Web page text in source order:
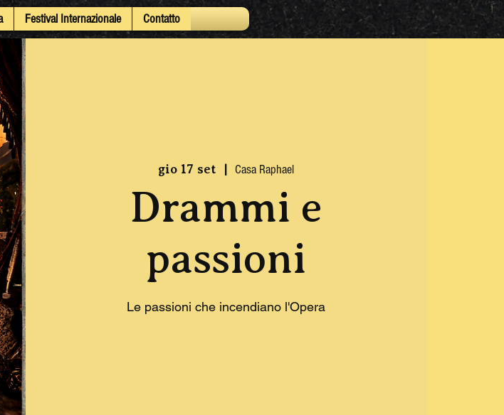
Festival Internazionale Contatto
gio 17 set
  |
Casa Raphael
Drammi e
passioni
Le passioni che incendiano l'Opera